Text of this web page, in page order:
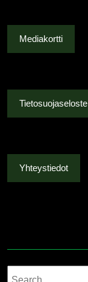
Mediakortti
Tietosuojaseloste
Yhteystiedot